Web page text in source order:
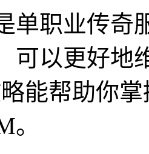
单职业传奇
可以更好地
能帮助你
。